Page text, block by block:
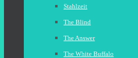
Stahlzeit
The Blind
The Answer
The White Buffalo